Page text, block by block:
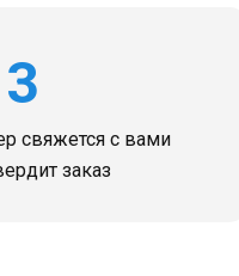
3
свяжется с вами
заказ